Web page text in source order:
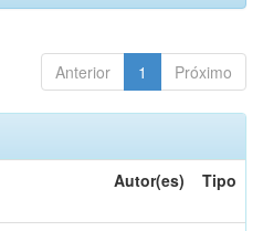
Anterior 1 Próximo
Autor(es) Tipo